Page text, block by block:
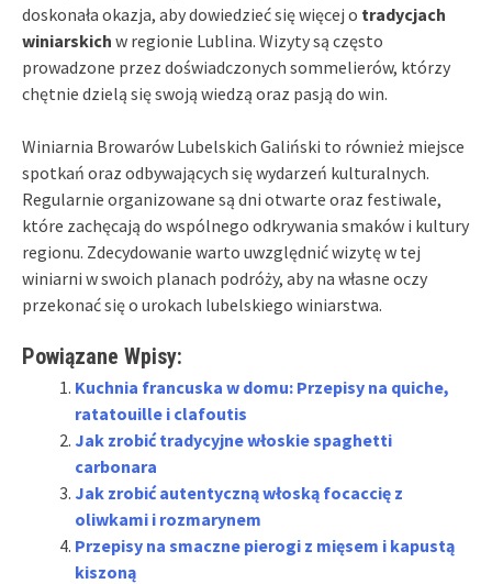
doskonała okazja, aby dowiedzieć się więcej o tradycjach
winiarskich w regionie Lublina. Wizyty są często
prowadzone przez doświadczonych sommelierów, którzy
chętnie dzielą się swoją wiedzą oraz pasją do win.
Winiarnia Browarów Lubelskich Galiński to również miejsce
spotkań oraz odbywających się wydarzeń kulturalnych.
Regularnie organizowane są dni otwarte oraz festiwale,
które zachęcają do wspólnego odkrywania smaków i kultury
regionu. Zdecydowanie warto uwzględnić wizytę w tej
winiarni w swoich planach podróży, aby na własne oczy
przekonać się o urokach lubelskiego winiarstwa.
Powiązane Wpisy:
Kuchnia francuska w domu: Przepisy na quiche,
ratatouille i clafoutis
Jak zrobić tradycyjne włoskie spaghetti
carbonara
Jak zrobić autentyczną włoską focaccię z
oliwkami i rozmarynem
Przepisy na smaczne pierogi z mięsem i kapustą
kiszoną